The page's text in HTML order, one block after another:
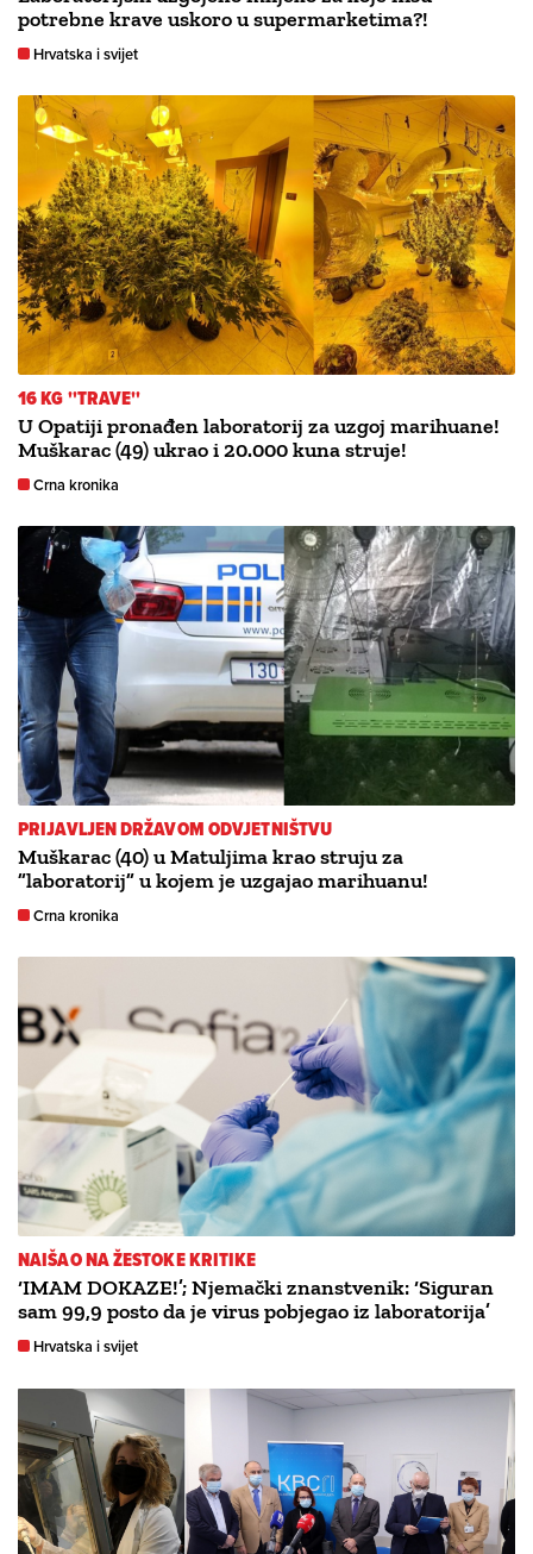
potrebne krave uskoro u supermarketima?!
Hrvatska i svijet
16 KG ''TRAVE''
U Opatiji pronađen laboratorij za uzgoj marihuane!
Muškarac (49) ukrao i 20.000 kuna struje!
Crna kronika
PRIJAVLJEN DRŽAVOM ODVJETNIŠTVU
Muškarac (40) u Matuljima krao struju za
”laboratorij” u kojem je uzgajao marihuanu!
Crna kronika
NAIŠAO NA ŽESTOKE KRITIKE
‘IMAM DOKAZE!’; Njemački znanstvenik: ‘Siguran
sam 99,9 posto da je virus pobjegao iz laboratorija’
Hrvatska i svijet